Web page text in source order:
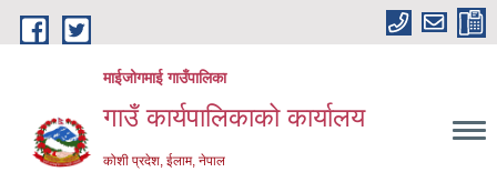
Skip to main content
माईजोगमाई गाउँपालिका
गाउँ कार्यपालिकाको कार्यालय
कोशी प्रदेश, ईलाम, नेपाल